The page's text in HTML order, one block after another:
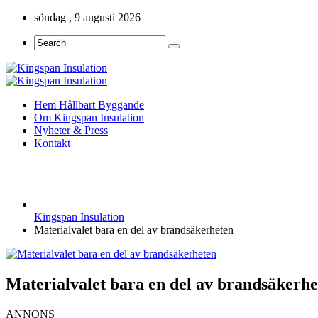
söndag , 9 augusti 2026
Hem Hållbart Byggande
Om Kingspan Insulation
Nyheter & Press
Kontakt
Kingspan Insulation
Materialvalet bara en del av brandsäkerheten
Materialvalet bara en del av
ANNONS